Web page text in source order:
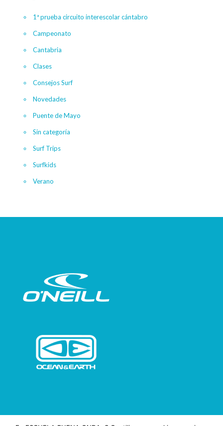
1ª prueba circuito interescolar cántabro
Campeonato
Cantabria
Clases
Consejos Surf
Novedades
Puente de Mayo
Sin categoría
Surf Trips
Surfkids
Verano